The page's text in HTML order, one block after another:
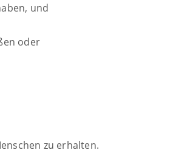
und
oder
zu erhalten.